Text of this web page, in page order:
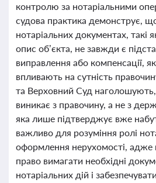
контролю за нотаріальними
судова практика демонструє,
нотаріальних документах, такі
опис об’єкта, не завжди є
виправлення або компенсації,
впливають на сутність
та Верховний Суд
виникає з правочину, а не з
яка лише підтверджує вже
важливо для розуміння ролі
оформлення нерухомості, адже
право вимагати необхідні
нотаріальних дій і